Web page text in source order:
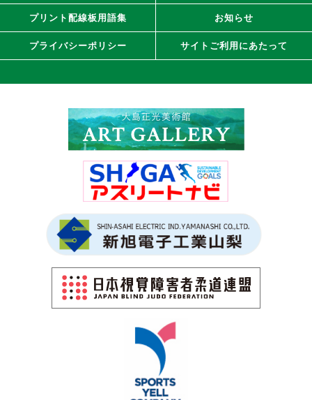
プリント配線板用語集 お知らせ
プライバシーポリシー サイトご利用にあたって